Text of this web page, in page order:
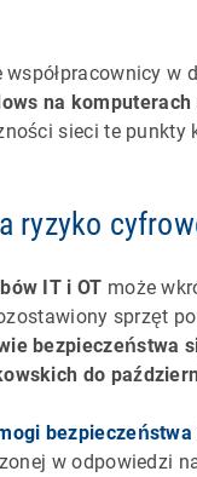
w
na komputerach
sieci te
ryzyko
IT i OT może
sprzęt
bezpieczeństwa
do
w odpowiedzi